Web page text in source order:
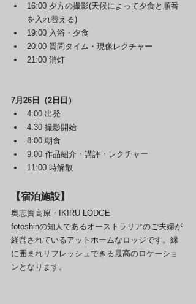
16:00 夕方の撮影(天候によって夕食と順番
を入れ替える)
19:00 入浴・夕食
20:00 質問タイム・現像レクチャー
21:00 消灯
7月26日（2日目）
4:00 出発
4:30 撮影開始
8:00 朝食
9:00 作品紹介・講評・レクチャー
11:00 時解散
【宿泊施設】
奥志賀高原・IKIRU LODGE
fotoshinの知人であるオーストラリアのご夫婦が
経営されているアットホームなロッジです。緑
に囲まれリフレッシュできる最高のロケーショ
ンとなります。